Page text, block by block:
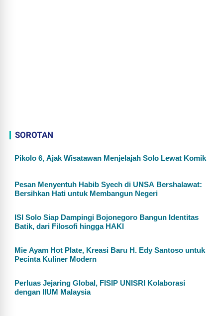
SOROTAN
Pikolo 6, Ajak Wisatawan Menjelajah Solo Lewat Komik
Pesan Menyentuh Habib Syech di UNSA Bershalawat:
Bersihkan Hati untuk Membangun Negeri
ISI Solo Siap Dampingi Bojonegoro Bangun Identitas
Batik, dari Filosofi hingga HAKI
Mie Ayam Hot Plate, Kreasi Baru H. Edy Santoso untuk
Pecinta Kuliner Modern
Perluas Jejaring Global, FISIP UNISRI Kolaborasi
dengan IIUM Malaysia